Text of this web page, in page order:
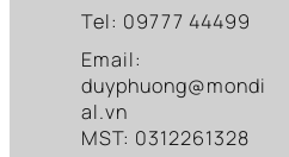
Tel: 09777 44499
Email:
duyphuong@mondi
al.vn
MST: 0312261328